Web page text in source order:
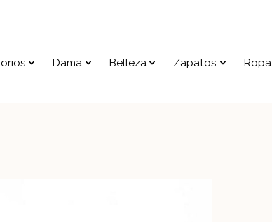
Dama Belleza Zapatos Ropa